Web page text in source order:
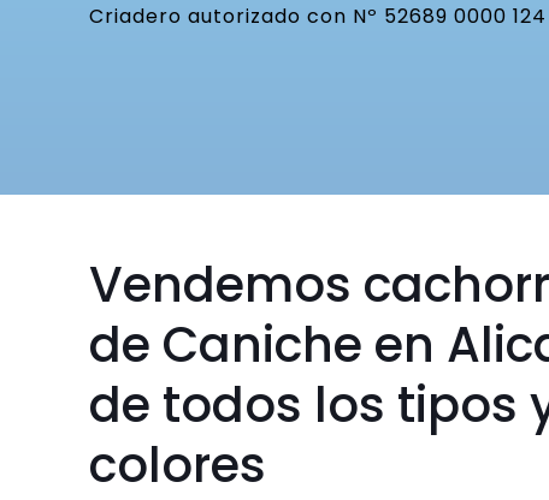
Criadero autorizado con Nº 52689 0000 124
Vendemos
de Caniche en
de todos los tipos
colores